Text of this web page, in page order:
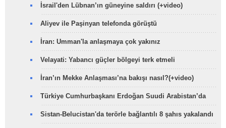
İsrail'den Lübnan’ın güneyine saldırı (+video)
Aliyev ile Paşinyan telefonda görüştü
İran: Umman'la anlaşmaya çok yakınız
Velayati: Yabancı güçler bölgeyi terk etmeli
İran’ın Mekke Anlaşması’na bakışı nasıl?(+video)
Türkiye Cumhurbaşkanı Erdoğan Suudi Arabistan’da
Sistan-Belucistan'da terörle bağlantılı 8 şahıs yakalandı